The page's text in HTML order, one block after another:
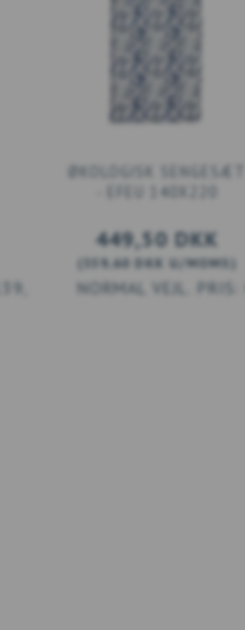
139,00 DKK
ØKOLOGISK SENGESÆT
- EFEU 140X220
449,50 DKK
359,60 DKK U/MOMS